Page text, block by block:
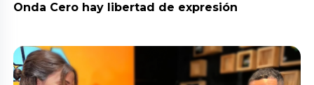
Onda Cero hay libertad de expresión